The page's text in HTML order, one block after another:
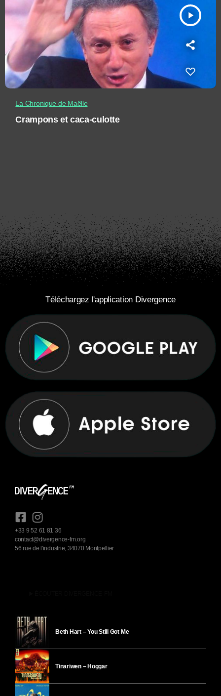
play_arrow
La Chronique de Maëlle
Crampons et caca-culotte
Téléchargez l'application Divergence
+33 9 52 61 81 36
contact@divergence-fm.org
56 rue de l'industrie, 34070 Montpellier
Beth Hart – You Still Got Me
Tinariwen – Hoggar